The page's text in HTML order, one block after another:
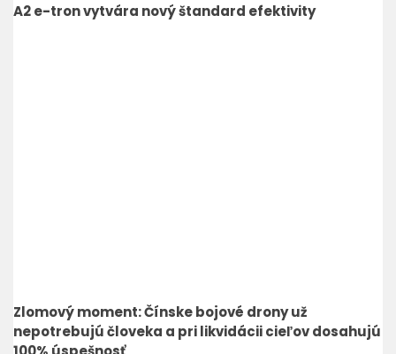
A2 e-tron vytvára nový štandard efektivity
Zlomový moment: Čínske bojové drony už
nepotrebujú človeka a pri likvidácii cieľov dosahujú